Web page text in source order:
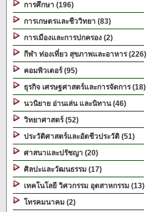
การศึกษา (196)
การเกษตรและชีววิทยา (83)
การเมืองและการปกครอง (2)
กีฬา ท่องเที่ยว สุขภาพและอาหาร (226)
คอมพิวเตอร์ (95)
ธุรกิจ เศรษฐศาสตร์และการจัดการ (18)
นวนิยาย อ่านเล่น และนิทาน (46)
วิทยาศาสตร์ (52)
ประวัติศาสตร์และอัตชีวประวัติ (51)
ศาสนาและปรัชญา (20)
ศิลปะและวัฒนธรรม (17)
เทคโนโลยี วิศวกรรม อุตสาหกรรม (13)
โทรคมนาคม (2)